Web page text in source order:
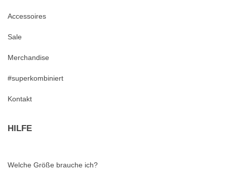
Accessoires
Sale
Merchandise
#superkombiniert
Kontakt
HILFE
Welche Größe brauche ich?